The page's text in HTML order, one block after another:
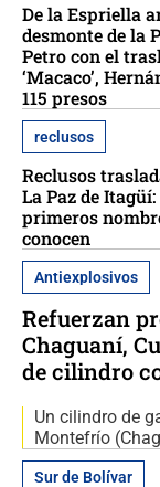
De la Espriella
desmonte de la
Petro con el
‘Macaco’,
115 presos
reclusos
Reclusos
La Paz de
primeros
conocen
Antiexplosivos
Refuerzan
Chaguaní,
de cilindro
Un cilindro de
Montefrío
Sur de Bolívar